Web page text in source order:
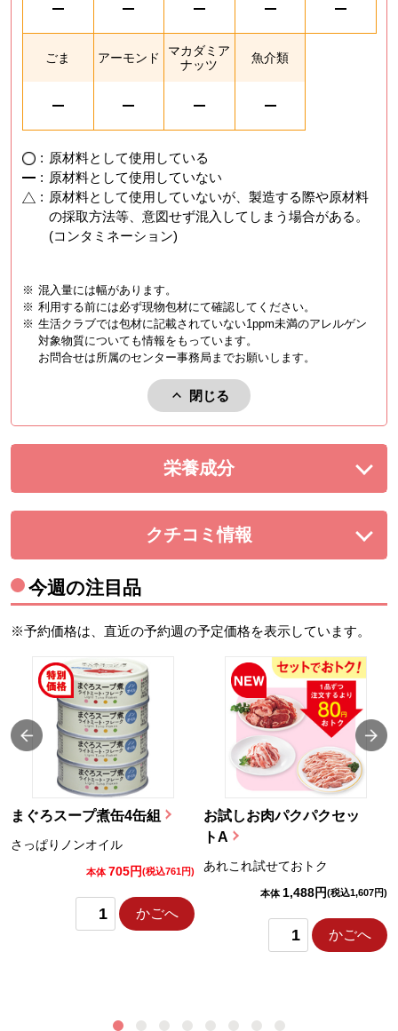
ごま アーモンド
マカダミア
ナッツ
魚介類
: 原材料として使用している
: 原材料として使用していない
: 原材料として使用していないが、製造する際や原材料
の採取方法等、意図せず混入してしまう場合がある。
(コンタミネーション)
※ 混入量には幅があります。
※ 利用する前には必ず現物包材にて確認してください。
※ 生活クラブでは包材に記載されていない1ppm未満のアレルゲン
対象物質についても情報をもっています。
お問合せは所属のセンター事務局までお願いします。
閉じる
アレルゲンを閉じる。
栄養成分を展開する。
クチコミ情報
を展開する。
今週の注目品
※予約価格は、直近の予約週の予定価格を表示しています。
まぐろスープ煮缶4缶組
さっぱりノンオイル
本体 705円(税込761円)
かごへ
お試しお肉パクパクセッ
トA
あれこれ試せておトク
本体 1,488円(税込1,607円)
かごへ